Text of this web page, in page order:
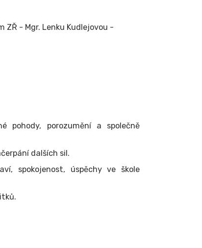
- Mgr. Lenku Kudlejovou -
pohody, porozumění a společně
dalších sil.
spokojenost, úspěchy ve škole